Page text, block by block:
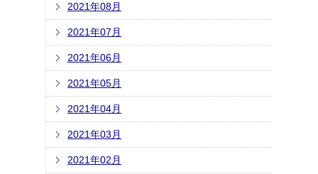
2021年08月
2021年07月
2021年06月
2021年05月
2021年04月
2021年03月
2021年02月